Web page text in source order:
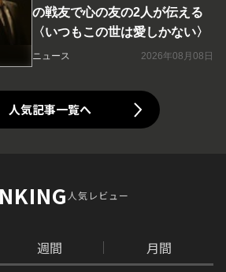
の戦友で心の友の2人が伝える
〈いつもこの世は愛しかない〉
ニュース 2026年08月08日
人気記事一覧へ
人気レビュー
週間 月間